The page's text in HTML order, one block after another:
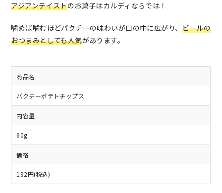
アジアンテイストのお菓子はカルディならでは！
噛めば噛むほどパクチーの味わいが口の中に広がり、 ビールの
おつまみとしても人気があります。
商品名
パクチーポテトチップス
内容量
60g
価格
192円(税込)